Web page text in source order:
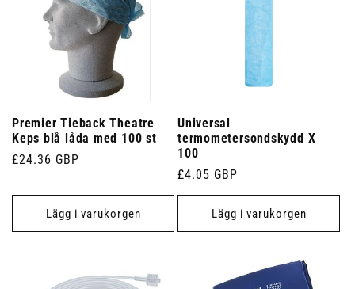
Premier Tieback Theatre
Keps blå låda med 100 st
Ordinarie
£24.36 GBP
Lägg i varukorgen
Universal
termometersondskydd X
100
Ordinarie
pris
£4.05 GBP
Lägg i varukorgen